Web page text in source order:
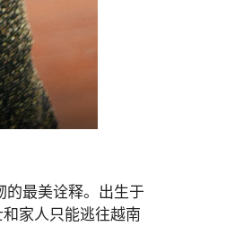
的最美诠释。出生于
家人只能逃往越南